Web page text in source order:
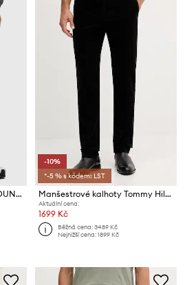
Bavlněné kalhoty AllSaints DUNSTAN
-10%
*-5 % s kódem: LST
Manšestrové kalhoty Tommy Hilfiger
Aktuální cena:
1699 Kč
Běžná cena:3489 Kč
Nejnižší cena:1899 Kč